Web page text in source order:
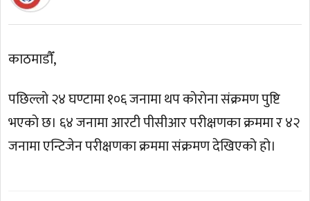
काठमाडाैँ,
पछिल्लाे २४ घण्टामा १०६ जनामा थप काेराेना संक्रमण पुष्टि
भएकाे छ। ६४ जनामा आरटी पीसीआर परीक्षणका क्रममा र ४२
जनामा एन्टिजेन परीक्षणका क्रममा संक्रमण देखिएको हो।